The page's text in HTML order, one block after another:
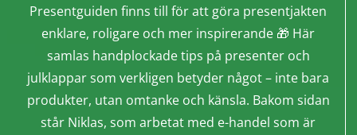
Presentguiden finns till för att göra presentjakten
enklare, roligare och mer inspirerande 🎁 Här
samlas handplockade tips på presenter och
julklappar som verkligen betyder något – inte bara
produkter, utan omtanke och känsla. Bakom sidan
står Niklas, som arbetat med e-handel som är